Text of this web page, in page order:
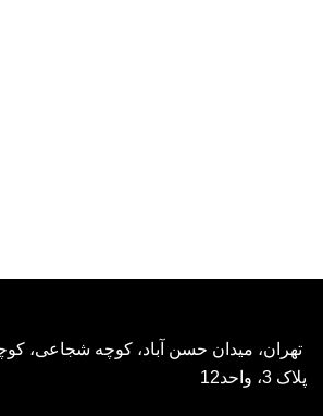
تهران، میدان حسن آباد، کوچه شجاعی،
پلاک 3، واحد12